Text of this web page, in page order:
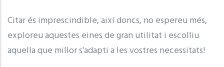
Citar és imprescindible, així doncs, no espereu més,
exploreu aquestes eines de gran utilitat i escolliu
aquella que millor s'adapti a les vostres necessitats!